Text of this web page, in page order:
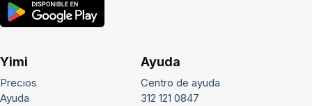
Yimi
Precios
Ayuda
Ayuda
Centro de ayuda
312 121 0847